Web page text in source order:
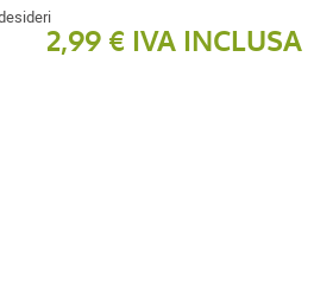
2,99 € IVA INCLUSA